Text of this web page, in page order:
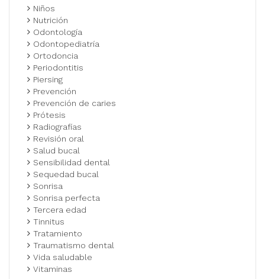
Niños
Nutrición
Odontología
Odontopediatría
Ortodoncia
Periodontitis
Piersing
Prevención
Prevención de caries
Prótesis
Radiografías
Revisión oral
Salud bucal
Sensibilidad dental
Sequedad bucal
Sonrisa
Sonrisa perfecta
Tercera edad
Tinnitus
Tratamiento
Traumatismo dental
Vida saludable
Vitaminas